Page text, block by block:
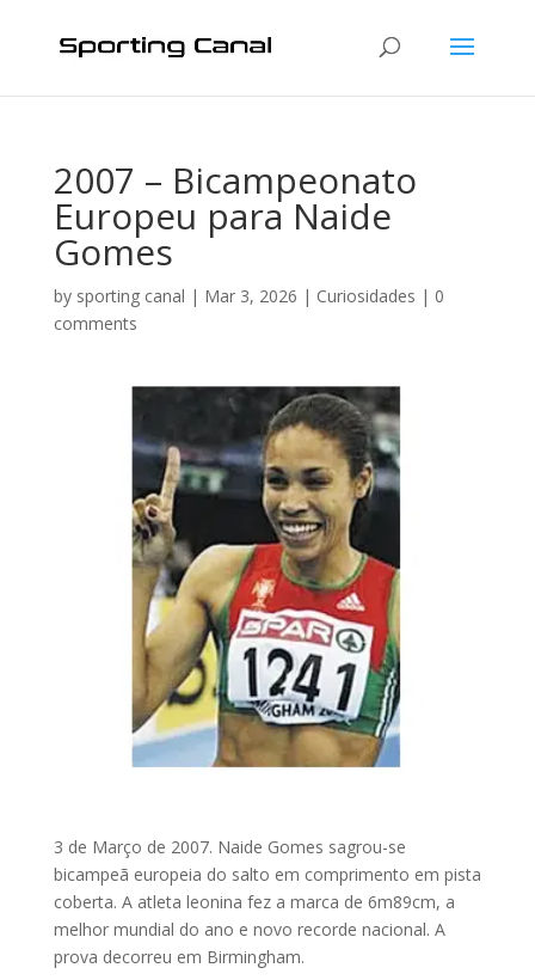
2007 – Bicampeonato
Europeu para Naide
Gomes
by sporting canal | Mar 3, 2026 | Curiosidades | 0
comments
3 de Março de 2007. Naide Gomes sagrou-se
bicampeã europeia do salto em comprimento em pista
coberta. A atleta leonina fez a marca de 6m89cm, a
melhor mundial do ano e novo recorde nacional. A
prova decorreu em Birmingham.